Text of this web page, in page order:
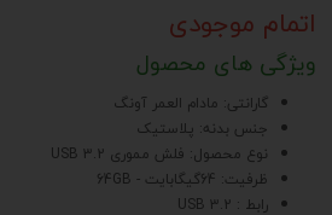
اتمام موجودی
ویژگی های محصول
گارانتی: مادام العمر آونگ
جنس بدنه: پلاستیک
نوع محصول: فلش مموری USB 3.2
ظرفیت: 64گیگابایت - 64GB
رابط : USB 3.2